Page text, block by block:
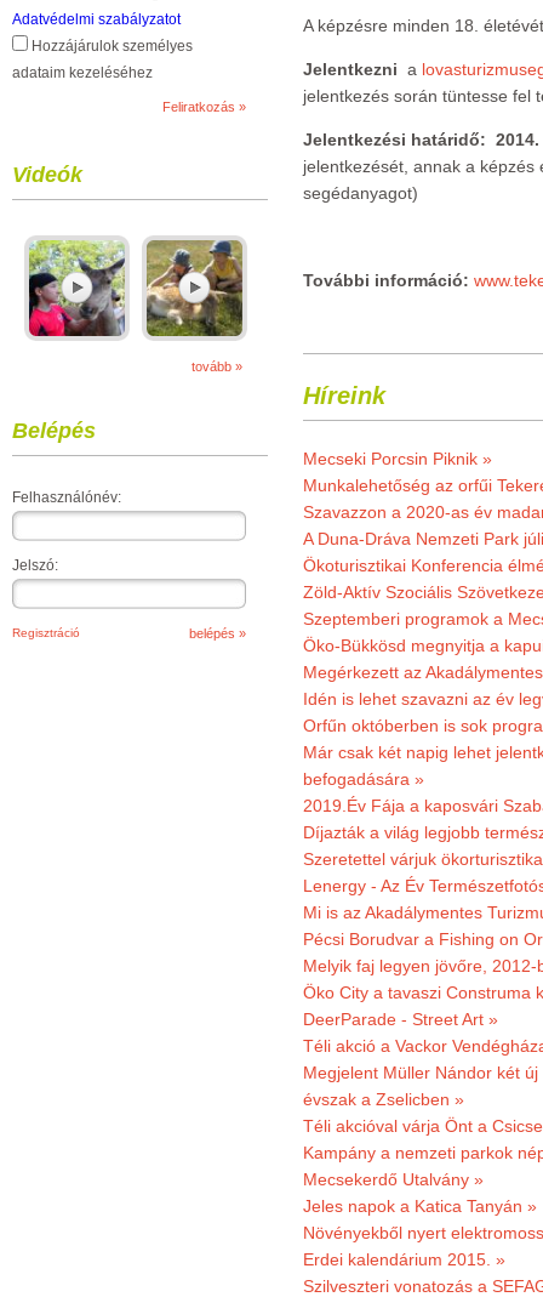
Adatvédelmi szabályzatot
Hozzájárulok személyes
adataim kezeléséhez
Videók
tovább »
Belépés
Felhasználónév:
Jelszó:
Regisztráció
A képzésre minden 18.
Jelentkezni a
jelentkezés során tüntesse fel
Jelentkezési határidő:
jelentkezését, annak a
segédanyagot)
További információ:
Híreink
Mecseki Porcsin Piknik »
Munkalehetőség az orfűi
Szavazzon a 2020-as év
A Duna-Dráva Nemzeti Park
Ökoturisztikai Konferencia
Zöld-Aktív Szociális
Szeptemberi programok a
Öko-Bükkösd megnyitja a
Megérkezett az
Idén is lehet szavazni az év
Orfűn októberben is sok
Már csak két napig lehet
befogadására »
2019.Év Fája a kaposvári
Díjazták a világ legjobb
Szeretettel várjuk
Lenergy - Az Év
Mi is az Akadálymentes
Pécsi Borudvar a Fishing on
Melyik faj legyen jövőre,
Öko City a tavaszi Construma
DeerParade - Street Art »
Téli akció a Vackor
Megjelent Müller Nándor két
évszak a Zselicben »
Téli akcióval várja Önt a
Kampány a nemzeti parkok
Mecsekerdő Utalvány »
Jeles napok a Katica Tanyán »
Növényekből nyert
Erdei kalendárium 2015. »
Szilveszteri vonatozás a